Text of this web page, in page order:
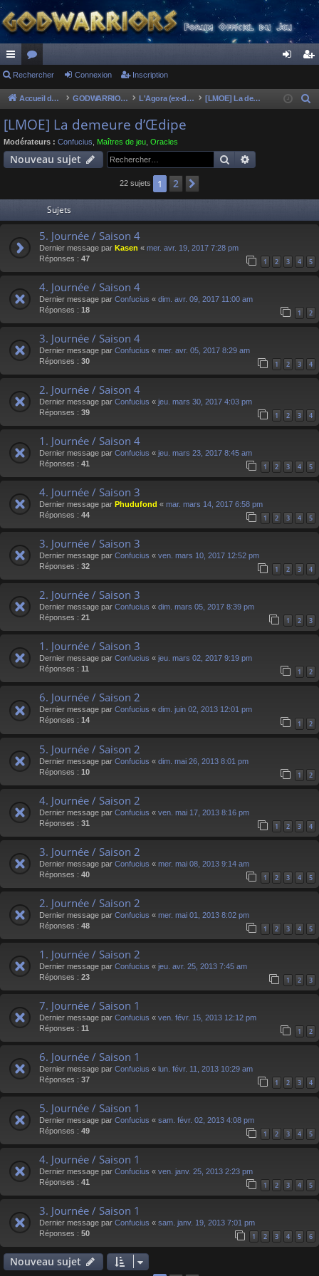
ac
co
ur
ci
or
u
m
s
ne cri
Rechercher Connexion Inscription
Accueil du forum GODWARRIORS - LE JEU L'Agora (ex-discussions of the dead) [LMOE] La demeure d’Œdipe
e
[LMOE] La demeure d’Œdipe
Modérateurs : Confucius Maîtres de jeu Oracles
Nouveau sujet Rechercher
22 sujets 1 2
Sujets
5. Journée / Saison 4
Dernier message par Kasen « mer. avr. 19, 2017 7:28 pm
Réponses : 47 1 2 3 4 5
4. Journée / Saison 4
Dernier message par Confucius « dim. avr. 09, 2017 11:00 am
Réponses : 18 1 2
3. Journée / Saison 4
Dernier message par Confucius « mer. avr. 05, 2017 8:29 am
Réponses : 30 1 2 3 4
2. Journée / Saison 4
Dernier message par Confucius « jeu. mars 30, 2017 4:03 pm
Réponses : 39 1 2 3 4
1. Journée / Saison 4
Dernier message par Confucius « jeu. mars 23, 2017 8:45 am
Réponses : 41 1 2 3 4 5
4. Journée / Saison 3
Dernier message par Phudufond « mar. mars 14, 2017 6:58 pm
Réponses : 44 1 2 3 4 5
3. Journée / Saison 3
Dernier message par Confucius « ven. mars 10, 2017 12:52 pm
Réponses : 32 1 2 3 4
2. Journée / Saison 3
Dernier message par Confucius « dim. mars 05, 2017 8:39 pm
Réponses : 21 1 2 3
1. Journée / Saison 3
Dernier message par Confucius « jeu. mars 02, 2017 9:19 pm
Réponses : 11 1 2
6. Journée / Saison 2
Dernier message par Confucius « dim. juin 02, 2013 12:01 pm
Réponses : 14 1 2
5. Journée / Saison 2
Dernier message par Confucius « dim. mai 26, 2013 8:01 pm
Réponses : 10 1 2
4. Journée / Saison 2
Dernier message par Confucius « ven. mai 17, 2013 8:16 pm
Réponses : 31 1 2 3 4
3. Journée / Saison 2
Dernier message par Confucius « mer. mai 08, 2013 9:14 am
Réponses : 40 1 2 3 4 5
2. Journée / Saison 2
Dernier message par Confucius « mer. mai 01, 2013 8:02 pm
Réponses : 48 1 2 3 4 5
1. Journée / Saison 2
Dernier message par Confucius « jeu. avr. 25, 2013 7:45 am
Réponses : 23 1 2 3
7. Journée / Saison 1
Dernier message par Confucius « ven. févr. 15, 2013 12:12 pm
Réponses : 11 1 2
6. Journée / Saison 1
Dernier message par Confucius « lun. févr. 11, 2013 10:29 am
Réponses : 37 1 2 3 4
5. Journée / Saison 1
Dernier message par Confucius « sam. févr. 02, 2013 4:08 pm
Réponses : 49 1 2 3 4 5
4. Journée / Saison 1
Dernier message par Confucius « ven. janv. 25, 2013 2:23 pm
Réponses : 41 1 2 3 4 5
3. Journée / Saison 1
Dernier message par Confucius « sam. janv. 19, 2013 7:01 pm
Réponses : 50 1 2 3 4 5 6
Nouveau sujet